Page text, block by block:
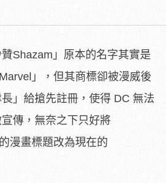
Shazam 」原本的名字其實是
」，但其商標卻被漫威後
」給搶先註冊，使得 DC 無法
傳，無奈之下只好將
漫畫標題改為現在的